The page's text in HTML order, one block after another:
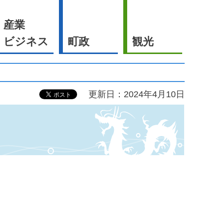
産業
ビジネス
町政 観光
更新日：2024年4月10日